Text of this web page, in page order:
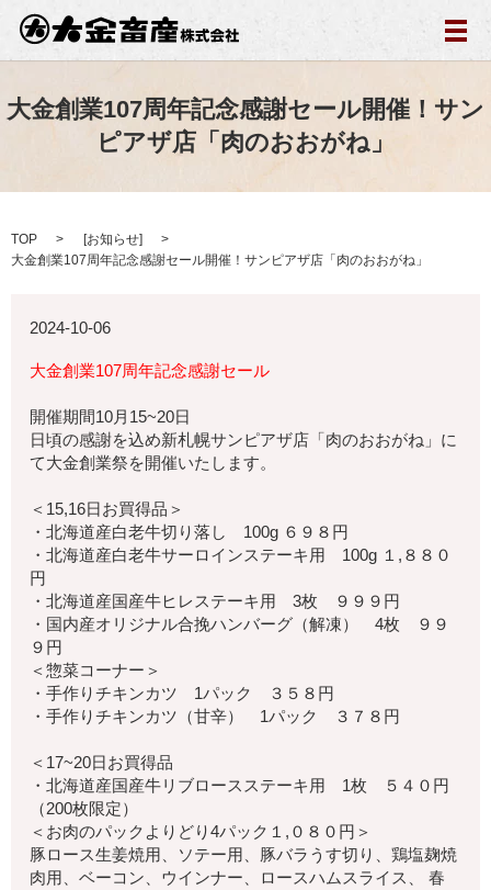
メ
大金創業107周年記念感謝セール開催！サン
ピアザ店「肉のおおがね」
TOP [お知らせ]
大金創業107周年記念感謝セール開催！サンピアザ店「肉のおおがね」
2024-10-06
大金創業107周年記念感謝セール
開催期間10月15~20日
日頃の感謝を込め新札幌サンピアザ店「肉のおおがね」に
て大金創業祭を開催いたします。
＜15,16日お買得品＞
・北海道産白老牛切り落し 100g ６９８円
・北海道産白老牛サーロインステーキ用 100g １,８８０
円
・北海道産国産牛ヒレステーキ用 3枚 ９９９円
・国内産オリジナル合挽ハンバーグ（解凍） 4枚 ９９
９円
＜惣菜コーナー＞
・手作りチキンカツ 1パック ３５８円
・手作りチキンカツ（甘辛） 1パック ３７８円
＜17~20日お買得品
・北海道産国産牛リブロースステーキ用 1枚 ５４０円
（200枚限定）
＜お肉のパックよりどり4パック１,０８０円＞
豚ロース生姜焼用、ソテー用、豚バラうす切り、鶏塩麹焼
肉用、ベーコン、ウインナー、ロースハムスライス、 春